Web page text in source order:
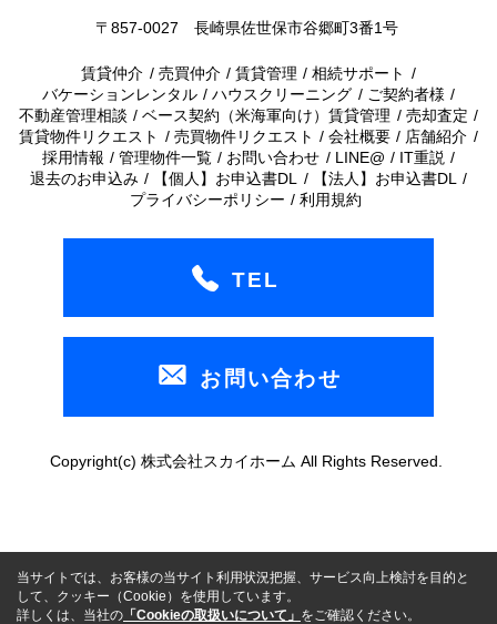
〒857-0027 長崎県佐世保市谷郷町3番1号
賃貸仲介 売買仲介 賃貸管理
相続サポート
バケーションレンタル
ハウスクリーニング
ご契約者様
不動産管理相談
ベース契約（米海軍向け）賃貸管理
売却査定
賃貸物件リクエスト
売買物件リクエスト 会社概要
店舗紹介
採用情報
管理物件一覧 お問い合わせ LINE@
IT重説
退去のお申込み
【個人】お申込書DL
【法人】お申込書DL
プライバシーポリシー
利用規約
TEL
お問い合わせ
Copyright(c) 株式会社スカイホーム All Rights Reserved.
当サイトでは、お客様の当サイト利用状況把握、サービス向上検討を目的と
して、クッキー（Cookie）を使用しています。
詳しくは、当社の 「Cookieの取扱いについて」 をご確認ください。